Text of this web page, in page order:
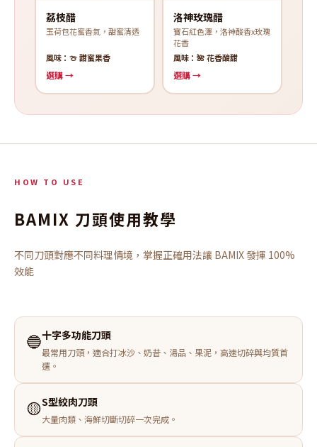
荔枝醋
玉荷包花蜜香氣，甜蜜清透
風味：🍈 甜蜜果香
選購 →
洛神玫瑰醋
寶石紅色澤，洛神酸香x玫瑰
花香
風味：🌺 花香酸甜
選購 →
HOW TO USE
BAMIX 刀頭使用教學
不同刀頭對應不同料理情境，掌握正確用法讓 BAMIX 發揮 100%
效能
🔵十字多功能刀頭
最常用刀頭，適合打冰沙、奶昔、湯品、果泥，高速切碎與均質首
選。
🟡S型絞肉刀頭
大量肉類、海鮮切斷切碎一次完成。